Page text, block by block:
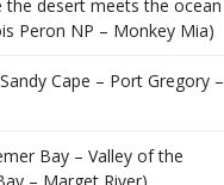
the desert meets the ocean
Peron NP – Monkey Mia)
Cape – Port Gregory –
Bay – Valley of the